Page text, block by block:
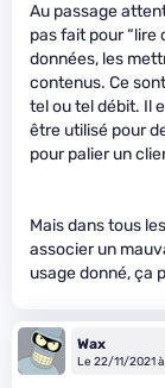
Au passage
pas fait pour “lire
données, les
contenus. Ce
tel ou tel débit. Il
être utilisé pour
pour palier un
Mais dans tous
associer un
usage donné, ça
Wax
Le 22/11/2021